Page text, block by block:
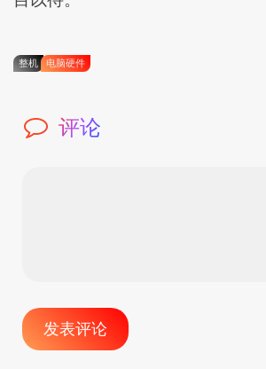
整机 电脑硬件
评论